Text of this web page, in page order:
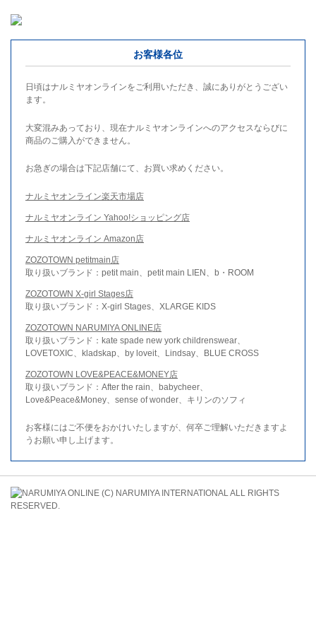
お客様各位
日頃はナルミヤオンラインをご利用いただき、誠にありがとうござい
ます。
大変混みあっており、現在ナルミヤオンラインへのアクセスならびに
商品のご購入ができません。
お急ぎの場合は下記店舗にて、お買い求めください。
ナルミヤオンライン楽天市場店
ナルミヤオンライン Yahoo!ショッピング店
ナルミヤオンライン Amazon店
ZOZOTOWN petitmain店
取り扱いブランド：petit main、petit main LIEN、b・ROOM
ZOZOTOWN X-girl Stages店
取り扱いブランド：X-girl Stages、XLARGE KIDS
ZOZOTOWN NARUMIYA ONLINE店
取り扱いブランド：kate spade new york childrenswear、
LOVETOXIC、kladskap、by loveit、Lindsay、BLUE CROSS
ZOZOTOWN LOVE&PEACE&MONEY店
取り扱いブランド：After the rain、babycheer、
Love&Peace&Money、sense of wonder、キリンのソフィ
お客様にはご不便をおかけいたしますが、何卒ご理解いただきますよ
うお願い申し上げます。